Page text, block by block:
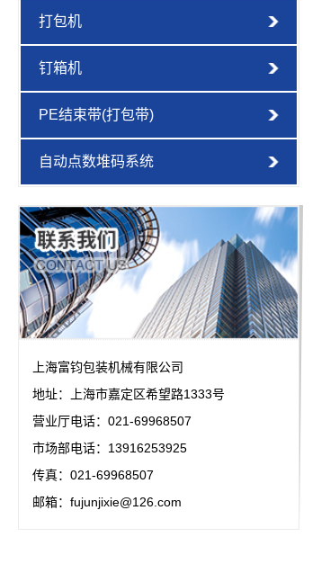
打包机
钉箱机
PE结束带(打包带)
自动点数堆码系统
上海富钧包装机械有限公司
地址：上海市嘉定区希望路1333号
营业厅电话：021-69968507
市场部电话：13916253925
传真：021-69968507
邮箱：fujunjixie@126.com